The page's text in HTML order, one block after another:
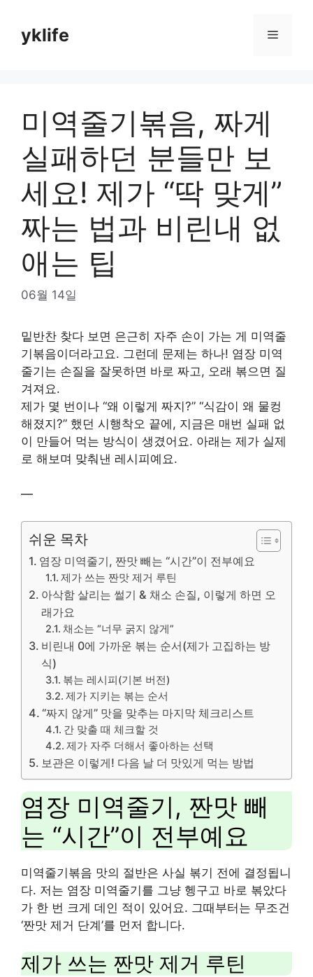
contentyklife Menu
미역줄기볶음, 짜게
실패하던 분들만 보
세요! 제가 “딱 맞게”
짜는 법과 비린내 없
애는 팁
06월 14일
밑반찬 찾다 보면 은근히 자주 손이 가는 게 미역줄
기볶음이더라고요. 그런데 문제는 하나! 염장 미역
줄기는 손질을 잘못하면 바로 짜고, 오래 볶으면 질
겨져요.
제가 몇 번이나 “왜 이렇게 짜지?” “식감이 왜 물컹
해졌지?” 했던 시행착오 끝에, 지금은 매번 실패 없
이 만들어 먹는 방식이 생겼어요. 아래는 제가 실제
로 해보며 맞춰낸 레시피예요.
—
쉬운 목차
염장 미역줄기, 짠맛 빼는 “시간”이 전부예요
제가 쓰는 짠맛 제거 루틴
아삭함 살리는 썰기 & 채소 손질, 이렇게 하면 오
래가요
채소는 “너무 굵지 않게”
비린내 0에 가까운 볶는 순서(제가 고집하는 방
식)
볶는 레시피(기본 버전)
제가 지키는 볶는 순서
“짜지 않게” 맛을 맞추는 마지막 체크리스트
간 맞출 때 체크할 것
제가 자주 더해서 좋아하는 선택
보관은 이렇게! 다음 날 더 맛있게 먹는 방법
염장 미역줄기, 짠맛 빼
는 “시간”이 전부예요
미역줄기볶음 맛의 절반은 사실 볶기 전에 결정됩니
다. 저는 염장 미역줄기를 그냥 헹구고 바로 볶았다
가 한 번 크게 데인 적이 있어요. 그때부터는 무조건
‘짠맛 제거 단계’를 먼저 합니다.
제가 쓰는 짠맛 제거 루틴